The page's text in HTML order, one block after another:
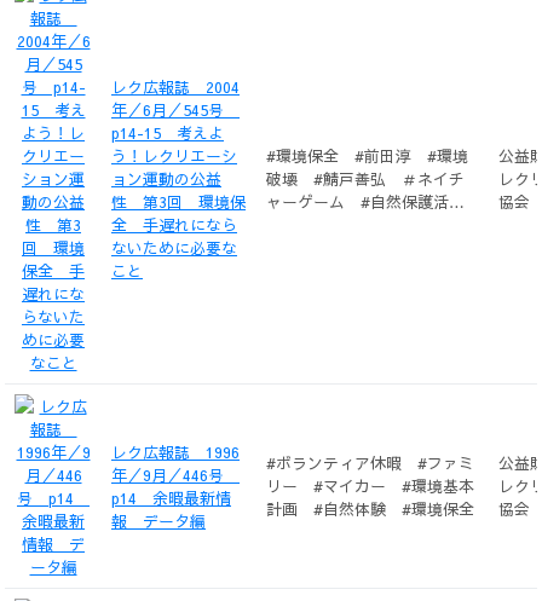
レク広報誌 2004
年／6月／545号
p14-15 考えよ
う！レクリエーシ
ョン運動の公益
性 第3回 環境保
全 手遅れになら
ないために必要な
こと
#環境保全 #前田淳 #環境
破壊 #鯖戸善弘 ＃ネイチ
ャーゲーム #自然保護活
公益
レク
協会
レク広報誌 1996
年／9月／446号
p14 余暇最新情
報 データ編
#ボランティア休暇 #ファミ
リー #マイカー #環境基本
計画 #自然体験 #環境保全
公益
レク
協会